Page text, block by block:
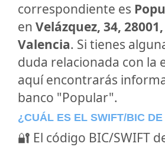
correspondiente es
en Velázquez, 34,
Valencia. Si tienes
duda relacionada con la
aquí encontrarás
banco "Popular".
¿CUÁL ES EL SWIFT/BIC
🔐 El código BIC/SWIFT